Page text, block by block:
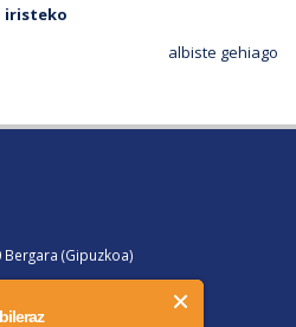
iristeko
albiste gehiago
(Gipuzkoa)